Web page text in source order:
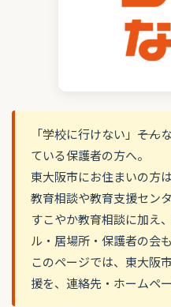
「学校に行けない」――そ
ている保護者の方へ。
東大阪市にお住まいの方
教育相談や教育支援セン
すこやか教育相談に加え
ル・居場所・保護者の会
このページでは、東大阪
援を、連絡先・ホームペ